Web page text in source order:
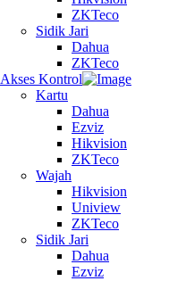
ZKTeco
Sidik Jari
Dahua
ZKTeco
Akses Kontrol
Kartu
Dahua
Ezviz
Hikvision
ZKTeco
Wajah
Hikvision
Uniview
ZKTeco
Sidik Jari
Dahua
Ezviz